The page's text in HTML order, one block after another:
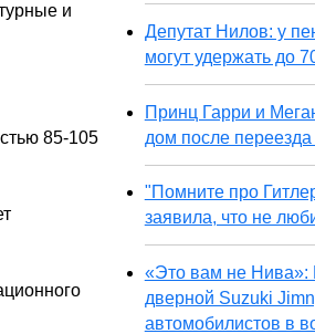
и
85-105
Депутат Нилов: у
могут удержать до
Принц Гарри и
дом после
"Помните про
заявила, что не
«Это вам не Нива»:
дверной Suzuki
автомобилистов в